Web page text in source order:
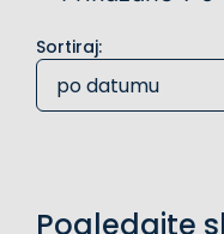
Sortiraj:
po datumu
Pogledajte